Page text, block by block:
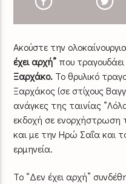
Ακούστε την
έχει αρχή” που
Ξαρχάκο. Το θρυλικό
Ξαρχάκος (σε στίχους
ανάγκες της ταινίας
εκδοχή σε ενορχήστρωση
και με την Ηρώ Σαΐα και
ερμηνεία.
Το “Δεν έχει αρχή”